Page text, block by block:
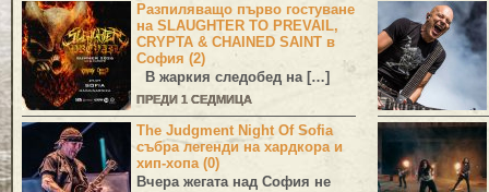
Разпиляващо първо гостуване
на SLAUGHTER TO PREVAIL,
CRYPTA & CHAINED SAINT в
София (2)
В жаркия следобед на […]
ПРЕДИ 1 СЕДМИЦА
The Judgment Night Of Sofia
събра легенди на хардкора и
хип-хопа (0)
Вчера жегата над София не